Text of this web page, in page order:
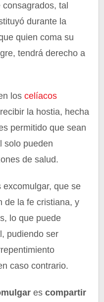
tal
durante la
quien coma su
tendrá derecho a
loscelíacos
la hostia, hecha
permitido que sean
solo pueden
de salud.
que se
de la fe cristiana, y
lo que puede
pudiendo ser
caso contrario.
escompartir